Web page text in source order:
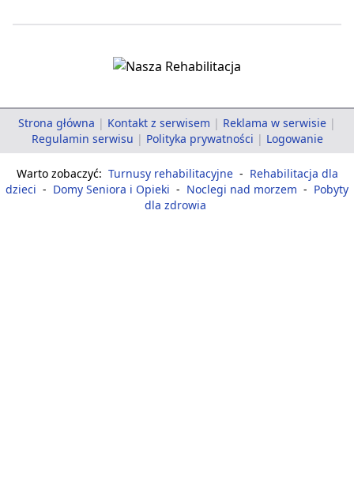
Strona główna | Kontakt z serwisem | Reklama w serwisie |
Regulamin serwisu | Polityka prywatności | Logowanie
Warto zobaczyć: Turnusy rehabilitacyjne - Rehabilitacja dla
dzieci - Domy Seniora i Opieki - Noclegi nad morzem - Pobyty
dla zdrowia